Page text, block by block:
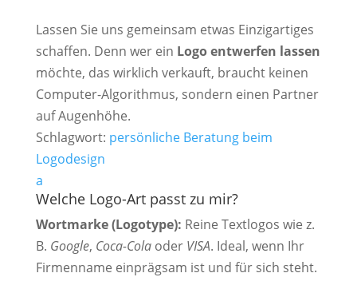
Lassen Sie uns gemeinsam etwas Einzigartiges
schaffen. Denn wer ein Logo entwerfen lassen
möchte, das wirklich verkauft, braucht keinen
Computer-Algorithmus, sondern einen Partner
auf Augenhöhe.
Schlagwort: persönliche Beratung beim
Logodesign
a
Welche Logo-Art passt zu mir?
Wortmarke (Logotype): Reine Textlogos wie z.
B. Google, Coca-Colaoder VISA. Ideal, wenn Ihr
Firmenname einprägsam ist und für sich steht.